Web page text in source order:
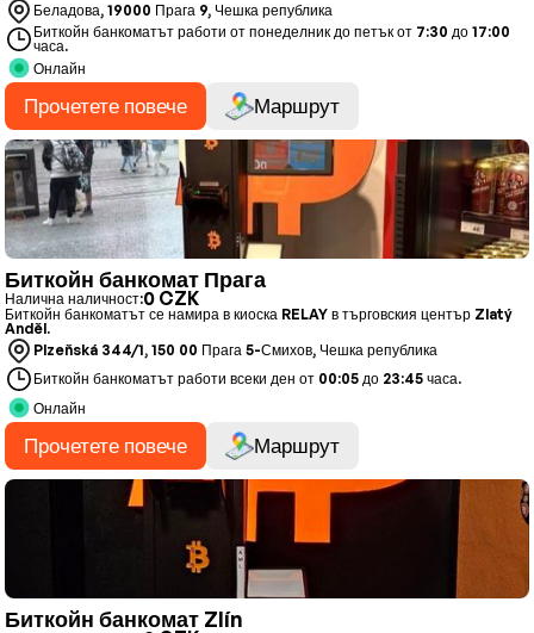
Беладова, 19000 Прага 9, Чешка република
Биткойн банкоматът работи от понеделник до петък от 7:30 до 17:00
часа.
Онлайн
Прочетете повече Маршрут
Биткойн банкомат Прага
Налична наличност:0 CZK
Биткойн банкоматът се намира в киоска RELAY в търговския център Zlatý
Anděl.
Plzeňská 344/1, 150 00 Прага 5-Смихов, Чешка република
Биткойн банкоматът работи всеки ден от 00:05 до 23:45 часа.
Онлайн
Прочетете повече Маршрут
Биткойн банкомат Zlín